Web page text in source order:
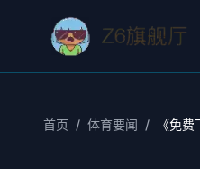
首页 / 体育要闻 / 《免